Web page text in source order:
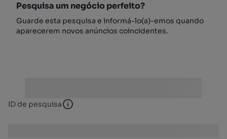
Pesquisa um negócio perfeito?
Guarde esta pesquisa e informá-lo(a)-emos quando
aparecerem novos anúncios coincidentes.
ID de pesquisa ID de pesquisa